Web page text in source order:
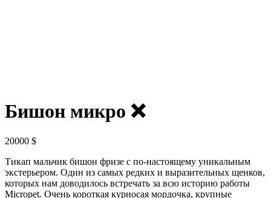
Бишон микро ❌
20000 $
Тикап мальчик бишон фризе с по-настоящему уникальным
экстерьером. Один из самых редких и выразительных щенков,
которых нам доводилось встречать за всю историю работы
Micropet. Очень короткая курносая мордочка, крупные